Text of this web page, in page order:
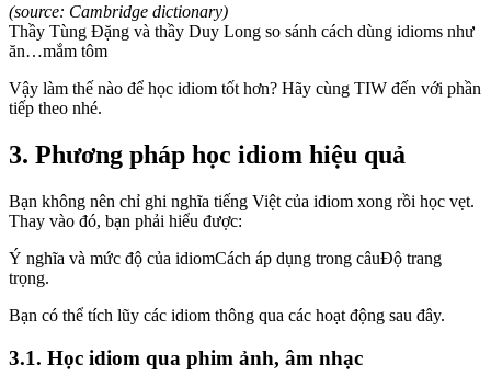
(source: Cambridge dictionary)
Thầy Tùng Đặng và thầy Duy Long so sánh cách dùng idioms như
ăn…mắm tôm
Vậy làm thế nào để học idiom tốt hơn? Hãy cùng TIW đến với phần
tiếp theo nhé.
3. Phương pháp học idiom hiệu quả
Bạn không nên chỉ ghi nghĩa tiếng Việt của idiom xong rồi học vẹt.
Thay vào đó, bạn phải hiểu được:
Ý nghĩa và mức độ của idiomCách áp dụng trong câuĐộ trang
trọng.
Bạn có thể tích lũy các idiom thông qua các hoạt động sau đây.
3.1. Học idiom qua phim ảnh, âm nhạc